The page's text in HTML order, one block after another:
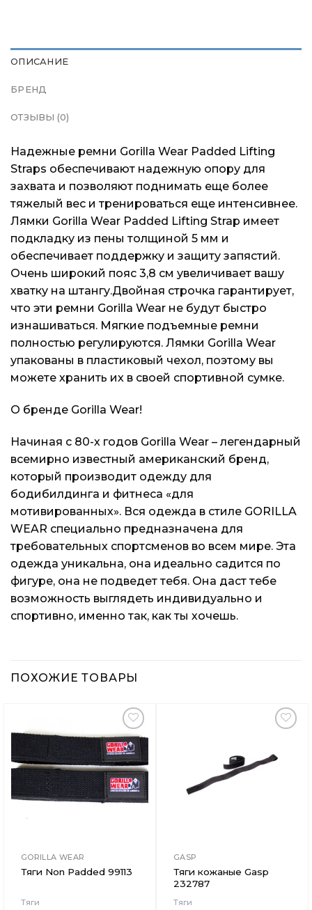
ОПИСАНИЕ
БРЕНД
ОТЗЫВЫ (0)
Надежные ремни Gorilla Wear Padded Lifting
Straps обеспечивают надежную опору для
захвата и позволяют поднимать еще более
тяжелый вес и тренироваться еще интенсивнее.
Лямки Gorilla Wear Padded Lifting Strap имеет
подкладку из пены толщиной 5 мм и
обеспечивает поддержку и защиту запястий.
Очень широкий пояс 3,8 см увеличивает вашу
хватку на штангу.Двойная строчка гарантирует,
что эти ремни Gorilla Wear не будут быстро
изнашиваться. Мягкие подъемные ремни
полностью регулируются. Лямки Gorilla Wear
упакованы в пластиковый чехол, поэтому вы
можете хранить их в своей спортивной сумке.
О бренде Gorilla Wear!
Начиная с 80-х годов Gorilla Wear – легендарный
всемирно известный американский бренд,
который производит одежду для
бодибилдинга и фитнеса «для
мотивированных». Вся одежда в стиле GORILLA
WEAR специально предназначена для
требовательных спортсменов во всем мире. Эта
одежда уникальна, она идеально садится по
фигуре, она не подведет тебя. Она даст тебе
возможность выглядеть индивидуально и
спортивно, именно так, как ты хочешь.
ПОХОЖИЕ ТОВАРЫ
Добавить
в
Вишлист
GORILLA WEAR
Тяги Non Padded 99113
Тяги
в
Вишлист
GASP
Тяги кожаные Gasp
232787
Тяги
Подарочные сертификаты
Магазины
Контакты
Доставка и оплата
Блог
Подарочные сертификаты
Магазины
Контакты
Доставка и оплата
Блог
Подарочные сертификаты
Магазины
Контакты
Доставка и оплата
Блог